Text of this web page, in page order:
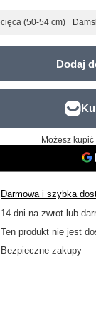
(50-54 cm)
Dodaj
Możesz
Darmowa i szybka
14 dni na zwrot lub
Ten produkt nie jest
Bezpieczne zakupy